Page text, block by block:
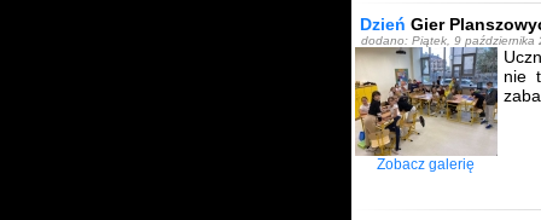
Dzień Gier
dodano: Piątek, 9 października
Zobacz galerię
nie